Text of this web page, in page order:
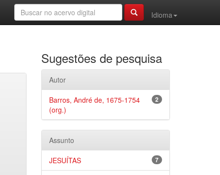
Idioma
Sugestões de pesquisa
Autor
2
Barros, André de, 1675-1754
(org.)
Assunto
7
JESUÍTAS